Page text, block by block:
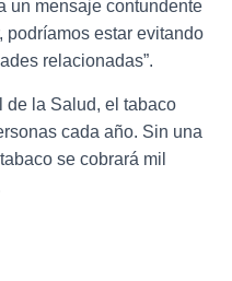
un mensaje contundente
podríamos estar evitando
relacionadas”.
de la Salud, el tabaco
cada año. Sin una
se cobrará mil